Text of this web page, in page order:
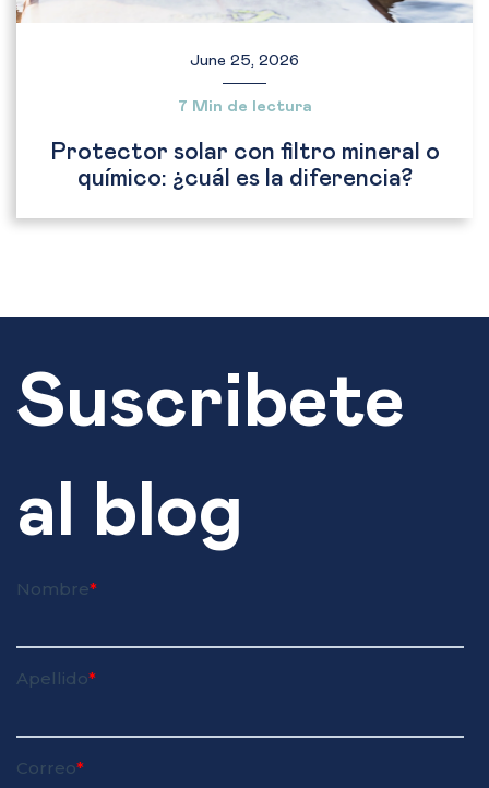
June 25, 2026
7 Min de lectura
Protector solar con filtro mineral o
químico: ¿cuál es la diferencia?
Suscribete
al blog